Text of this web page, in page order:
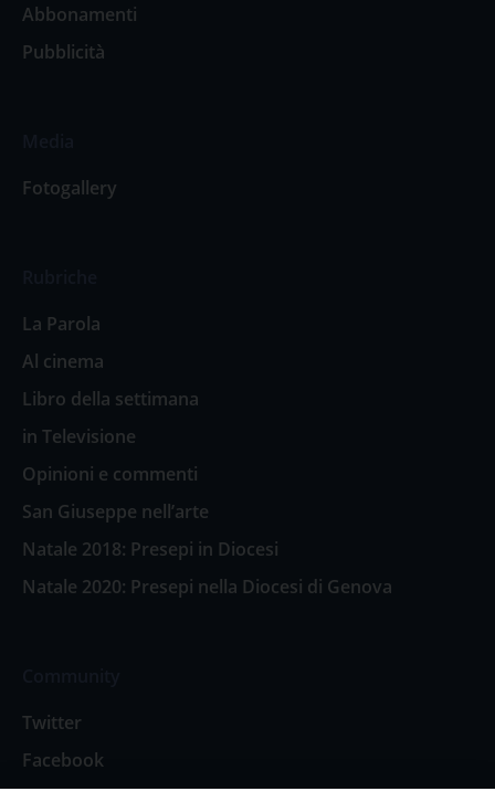
Abbonamenti
Pubblicità
Fotogallery
La Parola
Al cinema
Libro della settimana
in Televisione
Opinioni e commenti
San Giuseppe nell’arte
Natale 2018: Presepi in Diocesi
Natale 2020: Presepi nella Diocesi di Genova
Twitter
Facebook